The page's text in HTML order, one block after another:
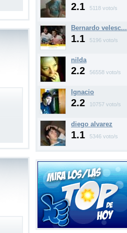
2.1 5118 voto/s
Bernardo velesc...
1.1 5196 voto/s
nilda
2.2 56558 voto/s
Ignacio
2.2 10757 voto/s
diego alvarez
1.1 5346 voto/s